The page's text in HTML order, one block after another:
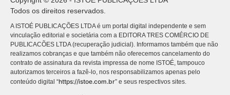
Todos os direitos reservados.
A ISTOÉ PUBLICAÇÕES LTDA é um portal digital independente e sem
vinculação editorial e societária com a EDITORA TRES COMÉRCIO DE
PUBLICACÕES LTDA (recuperação judicial). Informamos também que não
realizamos cobranças e que também não oferecemos cancelamento do
contrato de assinatura da revista impressa de nome ISTOÉ, tampouco
autorizamos terceiros a fazê-lo, nos responsabilizamos apenas pelo
conteúdo digital “https://istoe.com.br” e seus respectivos sites.